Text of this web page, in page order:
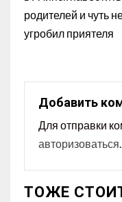
родителей и чуть
угробил приятеля
Добавить
Для отправки
авторизоваться.
ТОЖЕ